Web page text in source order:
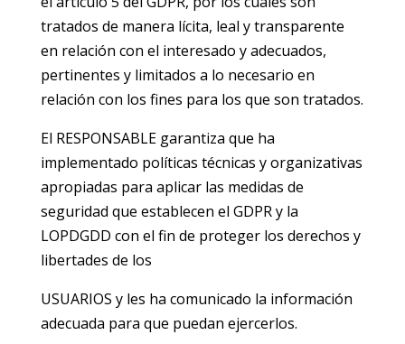
tratados de manera lícita, leal y transparente
en relación con el interesado y adecuados,
pertinentes y limitados a lo necesario en
relación con los fines para los que son tratados.
El RESPONSABLE garantiza que ha
implementado políticas técnicas y organizativas
apropiadas para aplicar las medidas de
seguridad que establecen el GDPR y la
LOPDGDD con el fin de proteger los derechos y
libertades de los
USUARIOS y les ha comunicado la información
adecuada para que puedan ejercerlos.